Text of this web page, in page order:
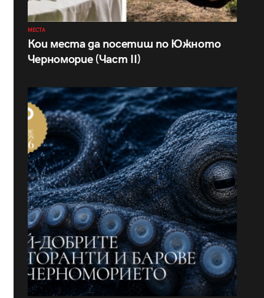
МЕСТА
Кои места да посетиш по Южното
Черноморие (Част II)